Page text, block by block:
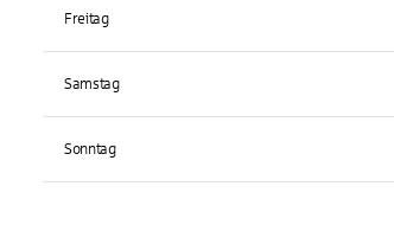
Freitag
Samstag
Sonntag